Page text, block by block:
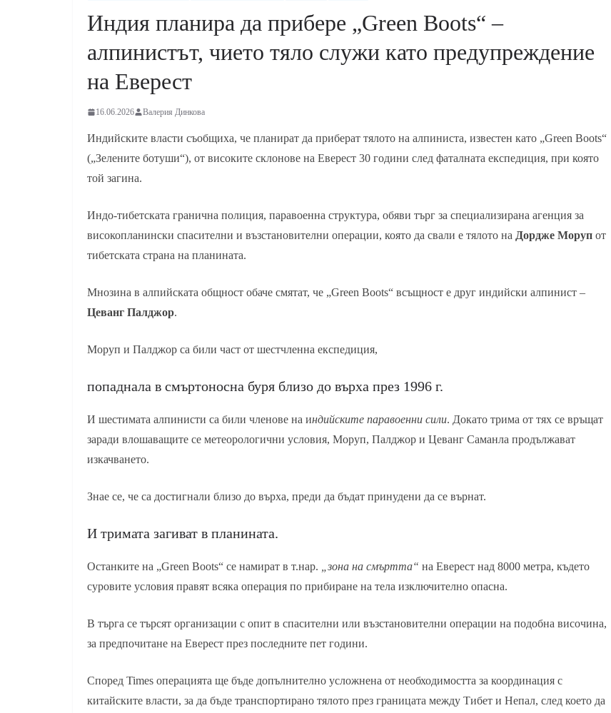
Индия планира да прибере „Green Boots“ –
алпинистът, чието тяло служи като предупреждение
на Еверест
16.06.2026 Валерия Динкова
Индийските власти съобщиха, че планират да приберат тялото на алпиниста, известен като „Green Boots“
(„Зелените ботуши“), от високите склонове на Еверест 30 години след фаталната експедиция, при която
той загина.
Индо-тибетската гранична полиция, паравоенна структура, обяви търг за специализирана агенция за
високопланински спасителни и възстановителни операции, която да свали е тялото на Дордже Моруп от
тибетската страна на планината.
Мнозина в алпийската общност обаче смятат, че „Green Boots“ всъщност е друг индийски алпинист –
Цеванг Палджор.
Моруп и Палджор са били част от шестчленна експедиция,
попаднала в смъртоносна буря близо до върха през 1996 г.
И шестимата алпинисти са били членове на индийските паравоенни сили. Докато трима от тях се връщат
заради влошаващите се метеорологични условия, Моруп, Палджор и Цеванг Саманла продължават
изкачването.
Знае се, че са достигнали близо до върха, преди да бъдат принудени да се върнат.
И тримата загиват в планината.
Останките на „Green Boots“ се намират в т.нар. „зона на смъртта“ на Еверест над 8000 метра, където
суровите условия правят всяка операция по прибиране на тела изключително опасна.
В търга се търсят организации с опит в спасителни или възстановителни операции на подобна височина,
за предпочитане на Еверест през последните пет години.
Според Times операцията ще бъде допълнително усложнена от необходимостта за координация с
китайските власти, за да бъде транспортирано тялото през границата между Тибет и Непал, след което да